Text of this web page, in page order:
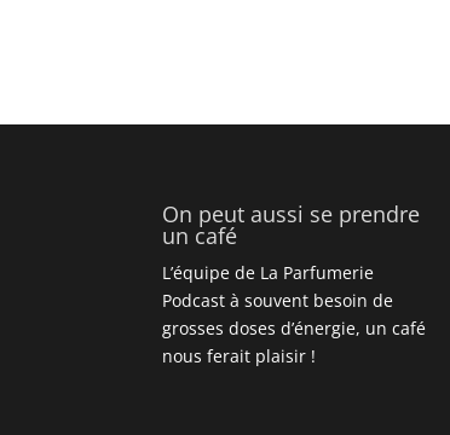
On peut aussi se prendre
un café
L’équipe de La Parfumerie
Podcast à souvent besoin de
grosses doses d’énergie, un café
nous ferait plaisir !